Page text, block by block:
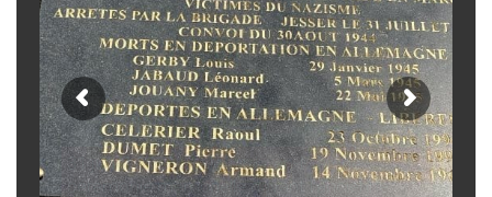
31 juillet 2026. Bellegarde-en-Marche -
cérémonie mémorielle devant l'ancienne